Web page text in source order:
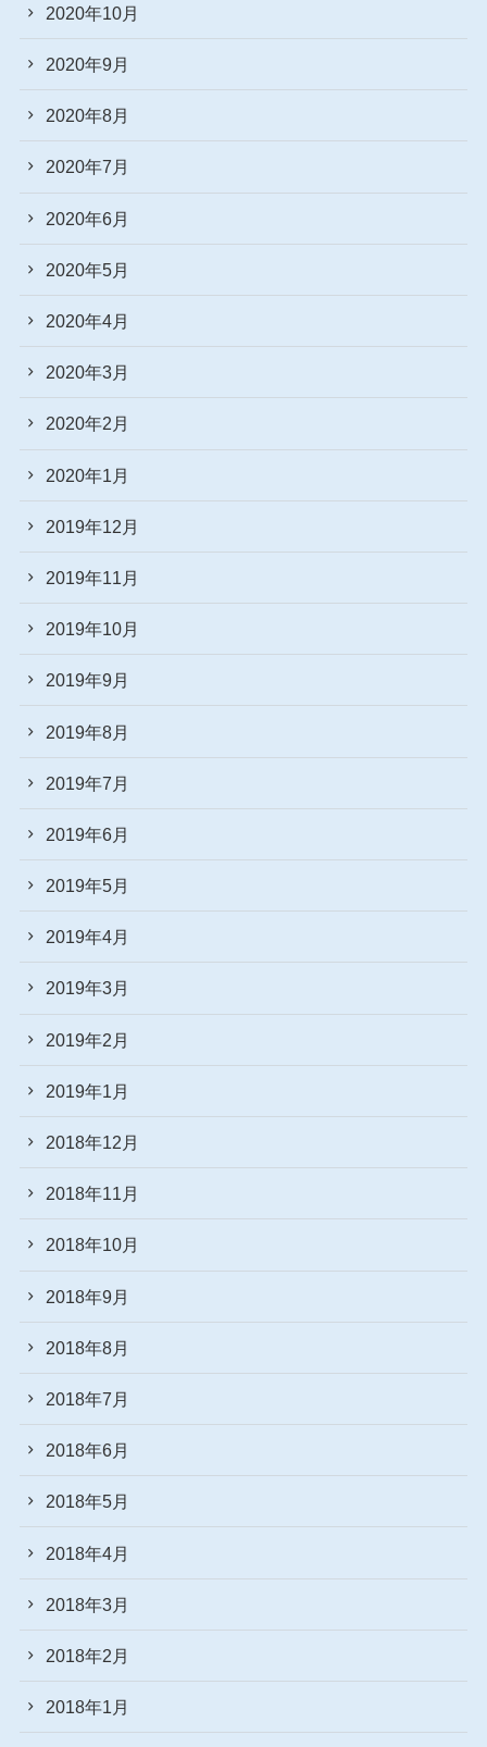
2020年10月
2020年9月
2020年8月
2020年7月
2020年6月
2020年5月
2020年4月
2020年3月
2020年2月
2020年1月
2019年12月
2019年11月
2019年10月
2019年9月
2019年8月
2019年7月
2019年6月
2019年5月
2019年4月
2019年3月
2019年2月
2019年1月
2018年12月
2018年11月
2018年10月
2018年9月
2018年8月
2018年7月
2018年6月
2018年5月
2018年4月
2018年3月
2018年2月
2018年1月